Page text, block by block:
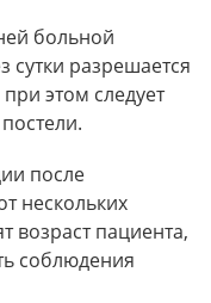
больной
сутки разрешается
этом следует
после
нескольких
возраст пациента,
соблюдения